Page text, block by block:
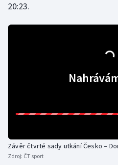
20:23.
Závěr čtvrté sady utkání Česko –
Zdroj: ČT sport